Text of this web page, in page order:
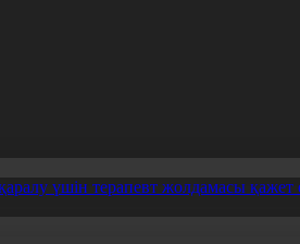
үшін терапевт жолдамасы қажет